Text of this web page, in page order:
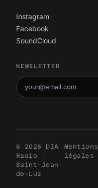
Instagram
Facebook
SoundCloud
NEWSLETTER
© 2026 DIA
Radio ·
Saint-Jean-
de-Luz
Mentions
légales